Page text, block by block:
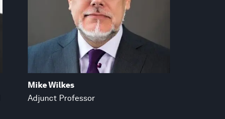
Mike Wilkes
Adjunct Professor